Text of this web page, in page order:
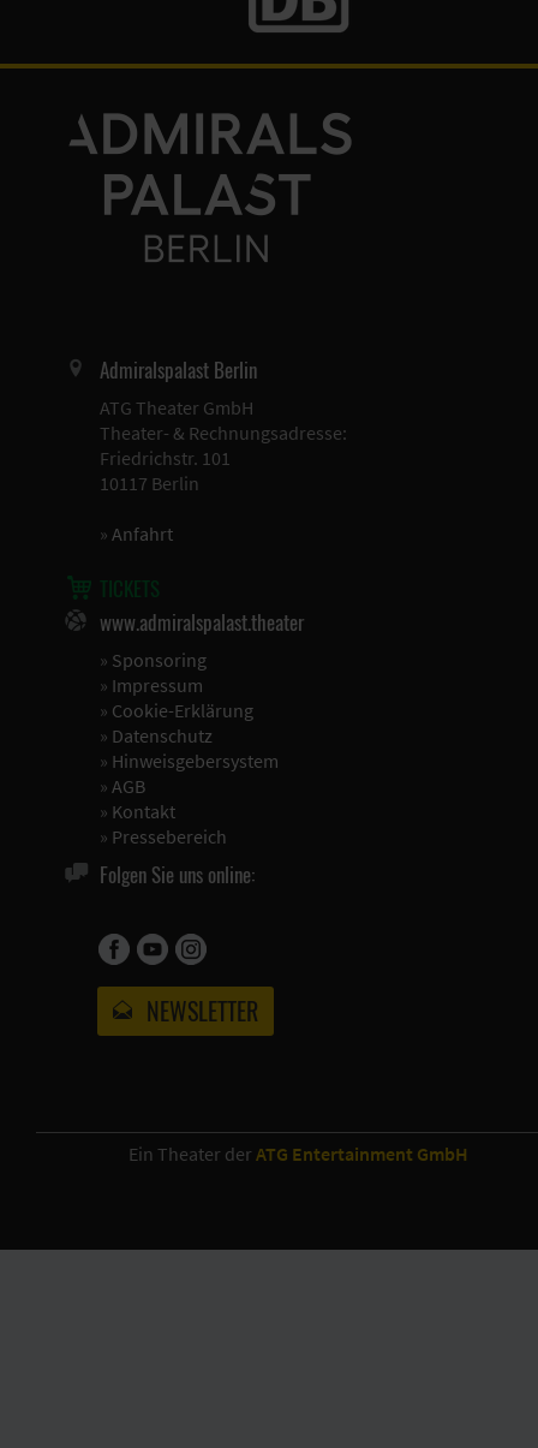
Admiralspalast Berlin
ATG Theater GmbH
Theater- & Rechnungsadresse:
Friedrichstr. 101
10117 Berlin
» Anfahrt
TICKETS
www.admiralspalast.theater
» Sponsoring
» Impressum
» Cookie-Erklärung
» Datenschutz
» Hinweisgebersystem
» AGB
» Kontakt
» Pressebereich
Folgen Sie uns online:
NEWSLETTER
Ein Theater der ATG Entertainment GmbH